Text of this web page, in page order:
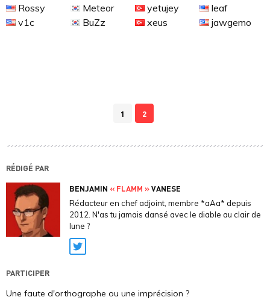
Rossy
Meteor yetujey
leaf
v1c
BuZz xeus jawgemo
1 2
RÉDIGÉ PAR
BENJAMIN « FLAMM »VANESE
Rédacteur en chef adjoint, membre *aAa* depuis
2012. N'as tu jamais dansé avec le diable au clair de
lune ?
Twitter
PARTICIPER
Une faute d'orthographe ou une imprécision ?